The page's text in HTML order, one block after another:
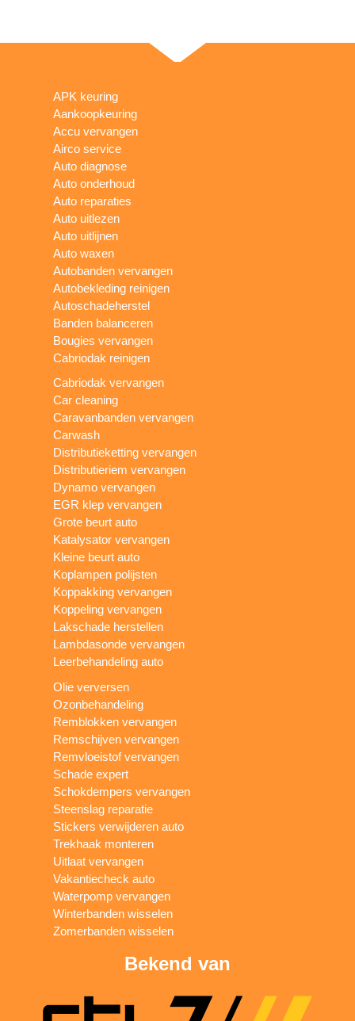
APK keuring
Aankoopkeuring
Accu vervangen
Airco service
Auto diagnose
Auto onderhoud
Auto reparaties
Auto uitlezen
Auto uitlijnen
Auto waxen
Autobanden vervangen
Autobekleding reinigen
Autoschadeherstel
Banden balanceren
Bougies vervangen
Cabriodak reinigen
Cabriodak vervangen
Car cleaning
Caravanbanden vervangen
Carwash
Distributieketting vervangen
Distributieriem vervangen
Dynamo vervangen
EGR klep vervangen
Grote beurt auto
Katalysator vervangen
Kleine beurt auto
Koplampen polijsten
Koppakking vervangen
Koppeling vervangen
Lakschade herstellen
Lambdasonde vervangen
Leerbehandeling auto
Olie verversen
Ozonbehandeling
Remblokken vervangen
Remschijven vervangen
Remvloeistof vervangen
Schade expert
Schokdempers vervangen
Steenslag reparatie
Stickers verwijderen auto
Trekhaak monteren
Uitlaat vervangen
Vakantiecheck auto
Waterpomp vervangen
Winterbanden wisselen
Zomerbanden wisselen
Bekend van